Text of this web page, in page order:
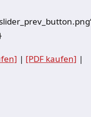
| [PDF kaufen] |